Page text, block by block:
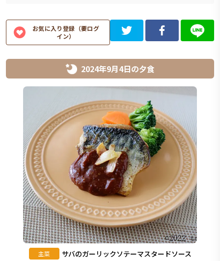
お気に入り登録（要ログ
イン）
2024年9月4日の夕食
主菜 サバのガーリックソテーマスタードソース